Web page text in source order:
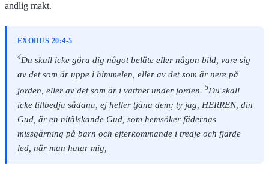
andlig makt.
EXODUS 20:4-5
4Du skall icke göra dig något beläte eller någon bild, vare sig
av det som är uppe i himmelen, eller av det som är nere på
jorden, eller av det som är i vattnet under jorden. 5Du skall
icke tillbedja sådana, ej heller tjäna dem; ty jag, HERREN, din
Gud, är en nitälskande Gud, som hemsöker fädernas
missgärning på barn och efterkommande i tredje och fjärde
led, när man hatar mig,